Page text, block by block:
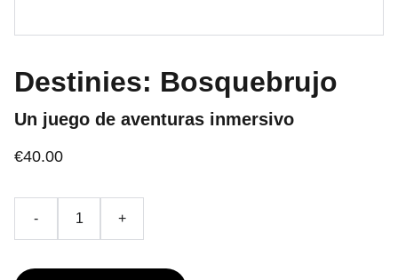
Destinies: Bosquebrujo
Un juego de aventuras inmersivo
€40.00
- +